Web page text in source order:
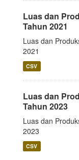
Luas dan
Tahun 2021
Luas dan
2021
CSV
Luas dan
Tahun 2023
Luas dan
2023
CSV